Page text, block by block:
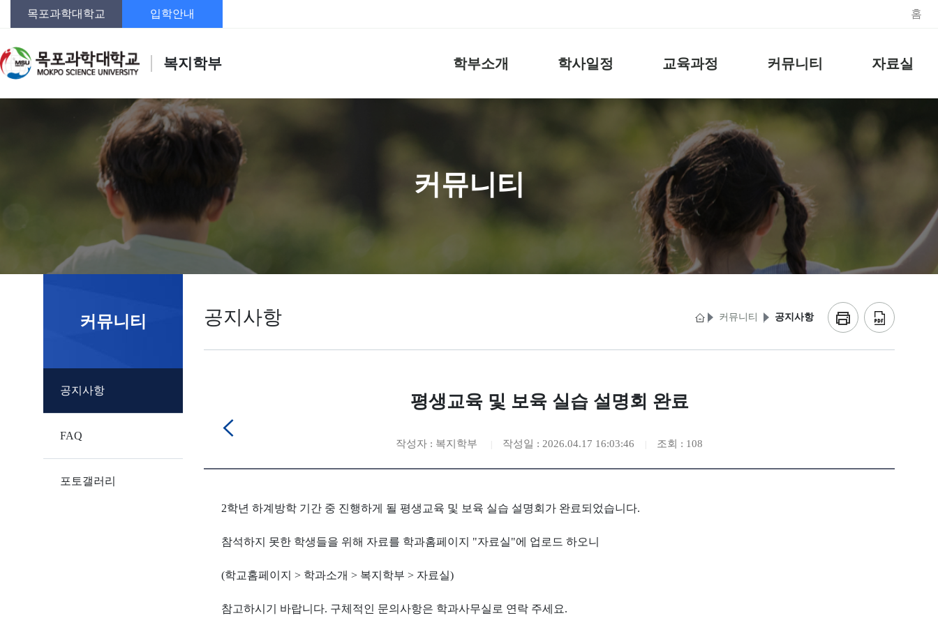
목포과학대학교 입학안내 홈
복지학부 학부소개 학사일정 교육과정 커뮤니티 자료실
커뮤니티
커뮤니티
공지사항
FAQ
포토갤러리
공지사항 커뮤니티 공지사항
평생교육 및 보육 실습 설명회 완료
작성자 : 복지학부 작성일 : 2026.04.17 16:03:46 조회 : 108
2학년 하계방학 기간 중 진행하게 될 평생교육 및 보육 실습 설명회가 완료되었습니다.
참석하지 못한 학생들을 위해 자료를 학과홈페이지 "자료실"에 업로드 하오니
(학교홈페이지 > 학과소개 > 복지학부 > 자료실)
참고하시기 바랍니다. 구체적인 문의사항은 학과사무실로 연락 주세요.